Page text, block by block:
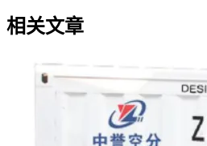
相关文章